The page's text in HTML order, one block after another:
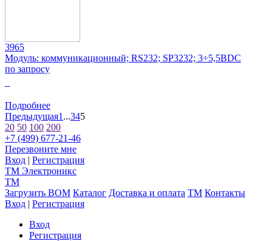
3965
Модуль: коммуникационный; RS232; SP3232; 3÷5,5ВDC
по запросу
Подробнее
Предыдущая1 ...345
20 50 100 200
+7 (499) 677-21-46
Перезвоните мне
Вход | Регистрация
TM Электроникс
TM
Загрузить BOM Каталог Доставка и оплата TM Контакты
Вход | Регистрация
Вход
Регистрация